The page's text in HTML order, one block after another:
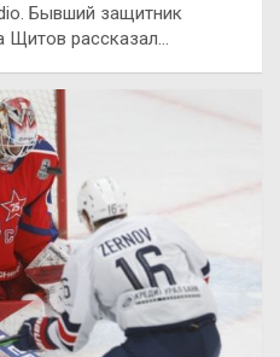
Бывший защитник
Щитов рассказал…